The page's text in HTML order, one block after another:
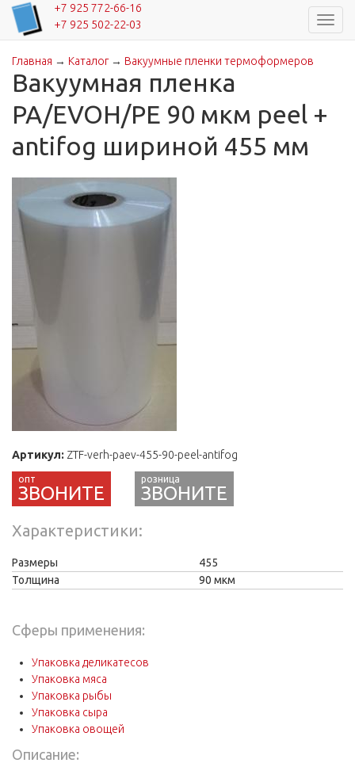
+7 925 772-66-16
+7 925 502-22-03
Вы здесь
Главная → Каталог→ Вакуумные пленки термоформеров
Вакуумная пленка
PA/EVOH/PE 90 мкм peel +
antifog шириной 455 мм
Артикул: ZTF-verh-paev-455-90-peel-antifog
ЗВОНИТЕ
Характеристики
Размеры
455
Толщина
90 мкм
Сферы применения:
Упаковка деликатесов
Упаковка мяса
Упаковка рыбы
Упаковка сыра
Упаковка овощей
Описание: